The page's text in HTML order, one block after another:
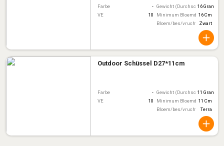
Farbe - Gewicht (Durchschnitt)
16 Gram
VE
10 Minimum Bloemdiameter
16 Cm
Bloem/bes/vruchtkleur
Zwart
Outdoor Schüssel D27*11cm
Farbe - Gewicht (Durchschnitt)
11 Gram
VE
10 Minimum Bloemdiameter
11 Cm
Bloem/bes/vruchtkleur
Terra